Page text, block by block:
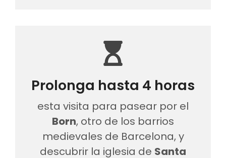
Prolonga hasta 4 horas
esta visita para pasear por el
Born, otro de los barrios
medievales de Barcelona, y
descubrir la iglesia de Santa